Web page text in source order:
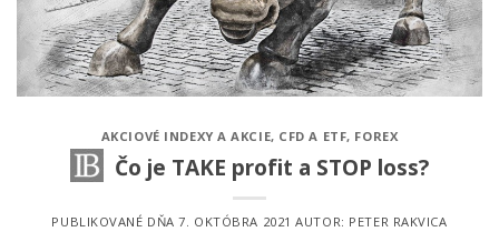
AKCIOVÉ INDEXY A AKCIE, CFD A ETF, FOREX
Čo je TAKE profit a STOP loss?
PUBLIKOVANÉ DŇA7. OKTÓBRA 2021 AUTOR: PETER RAKVICA